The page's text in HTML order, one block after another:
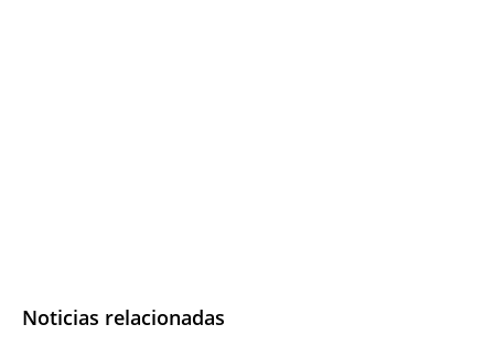
Noticias relacionadas